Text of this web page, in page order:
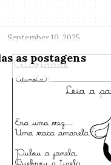
as postagens
September 10, 2025